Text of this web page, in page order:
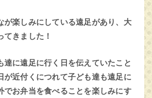
が楽しみにしている遠足があり、大
てきました！
達に遠足に行く日を伝えていたこと
が近付くにつれて子ども達も遠足に
でお弁当を食べることを楽しみにす